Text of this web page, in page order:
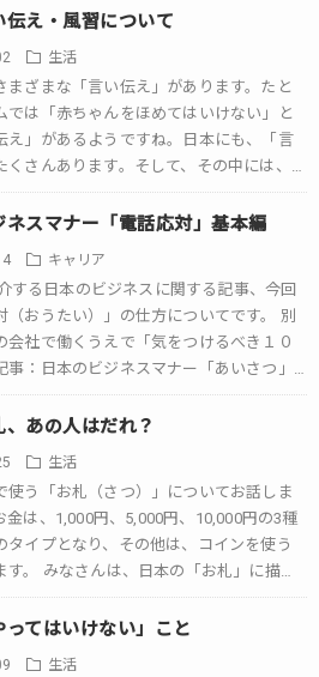
伝え・風習について
生活
まざまな「言い伝え」があります。たと
では「赤ちゃんをほめてはいけない」と
え」があるようですね。日本にも、「言
くさんあります。そして、その中には、日
いるときに知っておきたい「言い伝え […]
ネスマナー「電話応対」基本編
キャリア
する日本のビジネスに関する記事、今回
（おうたい）」の仕方についてです。 別
会社で働くうえで「気をつけるべき１０
事：日本のビジネスマナー「あいさつ」
仕事 電話応対 電話でのコミ […]
、あの人はだれ？
生活
使う「お札（さつ）」についてお話しま
金は、1,000円、5,000円、10,000円の3種
タイプとなり、その他は、コインを使う
す。 みなさんは、日本の「お札」に描か
のことを気になっ […]
ってはいけない」こと
生活